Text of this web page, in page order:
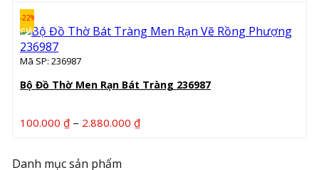
100.000 ₫
-22%
GIẢM
Mã SP: 236987
Bộ Đồ Thờ Men Rạn Bát Tràng 236987
100.000 ₫ – 2.880.000 ₫Khoảng
Danh mục sản phẩm